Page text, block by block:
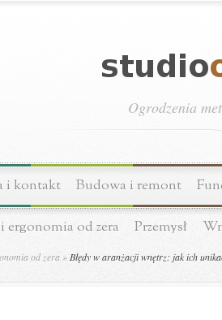
Ogrodzenia
i kontakt Budowa i remont
ergonomia od zera Przemysł
od zera » Błędy w aranżacji wnętrz: jak ich